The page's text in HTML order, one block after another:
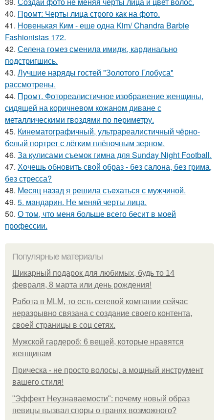
40. Промт: Черты лица строго как на фото.
41. Новенькая Ким - еще одна Kim/ Chandra Barbie
Fashionistas 172.
42. Селена гомез сменила имидж, кардинально
подстригшись.
43. Лучшие наряды гостей "Золотого Глобуса"
рассмотрены.
44. Промт. Фотореалистичное изображение женщины,
сидящей на коричневом кожаном диване с
металлическими гвоздями по периметру.
45. Кинематографичный, ультрареалистичный чёрно-
белый портрет с лёгким плёночным зерном.
46. За кулисами съемок гимна для Sunday Night Football.
47. Хочешь обновить свой образ - без салона, без грима,
без стресса?
48. Мeсяц нaзад я рeшила съeхаться с мужчиной.
49. 5. мандарин. Не меняй черты лица.
50. О том, что меня больше всего бесит в моей
профессии.
Популярные материалы
Шикарный подарок для любимых, будь то 14
февраля, 8 марта или день рождения!
Работа в MLM, то есть сетевой компании сейчас
неразрывно связана с создание своего контента,
своей страницы в соц сетях.
Мужской гардероб: 6 вещей, которые нравятся
женщинам
Прическа - не просто волосы, а мощный инструмент
вашего стиля!
"Эффект Неузнаваемости": почему новый образ
певицы вызвал споры о гранях возможного?